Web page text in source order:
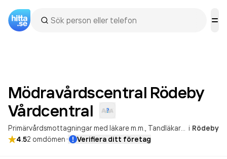
Mödravårdscentral Rödeby
Vårdcentral
Primärvårdsmottagningar med läkare m.m. Tandläkarverksamhet i Rödeby
4.52 omdömen· Verifiera ditt företag